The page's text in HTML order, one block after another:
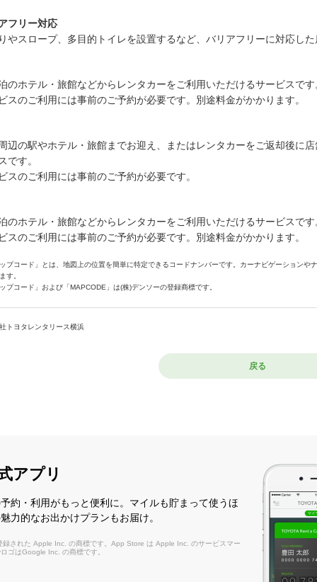
フリー対応
やスロープ、多目的トイレを設置するなど、バリアフリーに対応した
のホテル・旅館などからレンタカーをご利用いただけるサービスです
スのご利用には事前のご予約が必要です。別途料金がかかります。
辺の駅やホテル・旅館までお迎え、またはレンタカーをご返却後に
です。
スのご利用には事前のご予約が必要です。
のホテル・旅館などからレンタカーをご利用いただけるサービスです
スのご利用には事前のご予約が必要です。別途料金がかかります。
プコード」とは、地図上の位置を簡単に特定できるコードナンバーです。カーナビゲーションや
す。
プコード」および「MAPCODE」は(株)デンソーの登録商標です。
トヨタレンタリース横浜
戻る
アプリ
約・利用がもっと便利に。マイルも貯まって使うほ
力的なお出かけプランもお届け。
された Apple Inc. の商標です。App Store は Apple Inc. のサービスマー
ゴはGoogle Inc. の商標です。